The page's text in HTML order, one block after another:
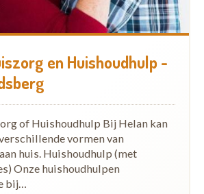
en Huishoudhulp -
of Huishoudhulp Bij Helan kan
vormen van
huis. Huishoudhulp (met
Onze huishoudhulpen
bij…